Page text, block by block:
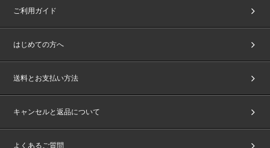
はご遠慮ください。
その場合においてもCD商品の払い戻しや返金等も一切行いません。イベン
ト中止・途中終了の場合も条件は変わりません。あらかじめご了承くださ
・天候やトラブル、アーティストの都合により、やむをえずイベントが中止
またはメンバーが変更または欠席になる場合がございます。また、イベント
ください。
なった場合も条件は変わりません。
ご利用ガイド
はじめての方へ
送料とお支払い方法
キャンセルと返品について
よくあるご質問